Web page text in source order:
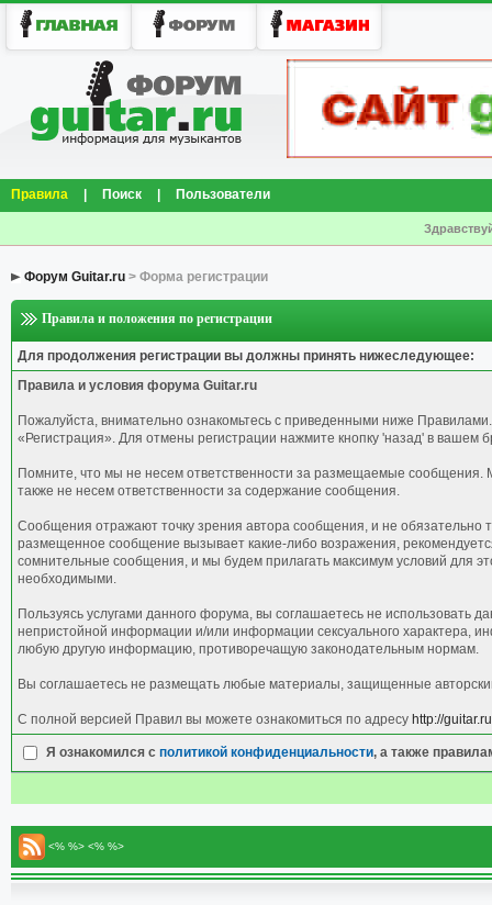
Правила Поиск Пользователи
Форум Guitar.ru > Форма регистрации
Правила и положения по регистрации
Для продолжения регистрации вы должны принять нижеследующее:
Правила и условия форума Guitar.ru
Пожалуйста, внимательно ознакомьтесь с приведенными ниже
«Регистрация». Для отмены регистрации нажмите кнопку 'назад' в вашем
Помните, что мы не несем ответственности за размещаемые
также не несем ответственности за содержание сообщения.
Сообщения отражают точку зрения автора сообщения, и не обязательно
размещенное сообщение вызывает какие-либо возражения,
сомнительные сообщения, и мы будем прилагать максимум условий для
необходимыми.
Пользуясь услугами данного форума, вы соглашаетесь не
непристойной информации и/или информации сексуального характера,
любую другую информацию, противоречащую законодательным нормам.
Вы соглашаетесь не размещать любые материалы, защищенные
С полной версией Правил вы можете ознакомиться по адресу http://
Я ознакомился с политикой конфиденциальности, а также
<% %> <% %>